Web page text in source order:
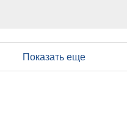
Показать еще